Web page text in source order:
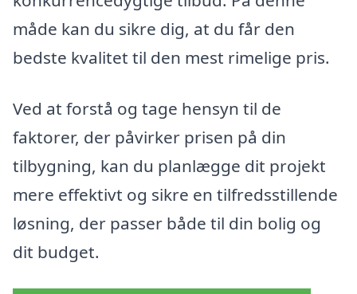
måde kan du sikre dig, at du får den
bedste kvalitet til den mest rimelige pris.
Ved at forstå og tage hensyn til de
faktorer, der påvirker prisen på din
tilbygning, kan du planlægge dit projekt
mere effektivt og sikre en tilfredsstillende
løsning, der passer både til din bolig og
dit budget.